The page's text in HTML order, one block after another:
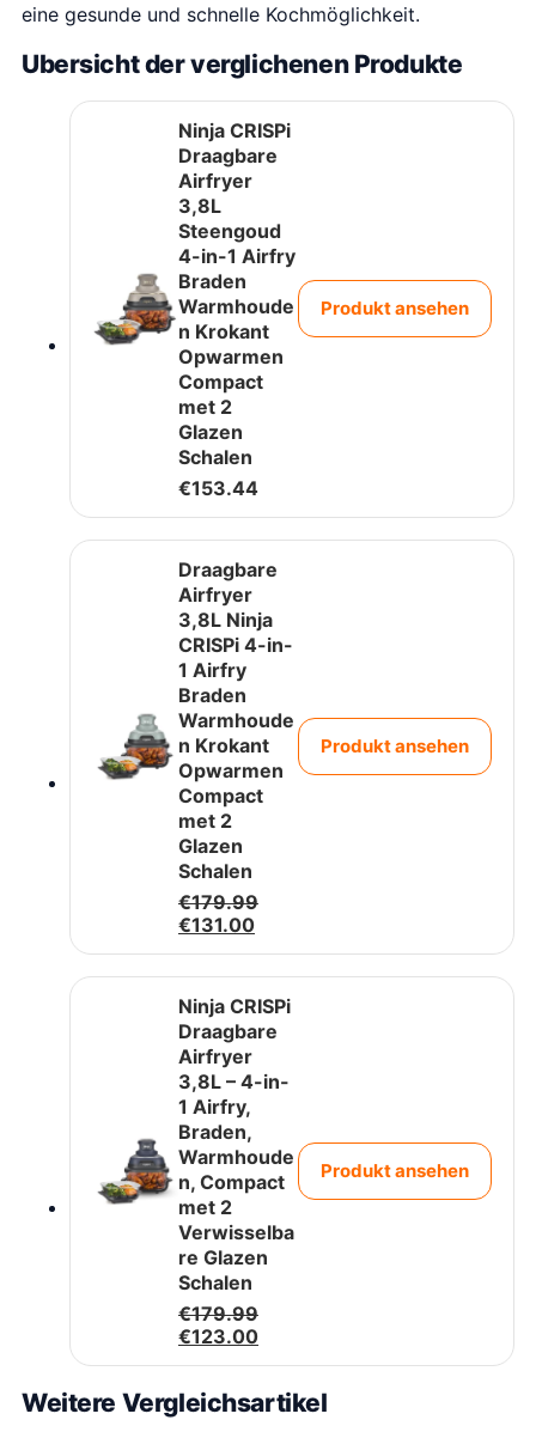
eine gesunde und schnelle Kochmöglichkeit.
Ubersicht der verglichenen Produkte
Ninja CRISPi
Draagbare
Airfryer
3,8L
Steengoud
4-in-1 Airfry
Braden
Warmhoude
n Krokant
Opwarmen
Compact
met 2
Glazen
Schalen
€153.44
Produkt ansehen
Draagbare
Airfryer
3,8L Ninja
CRISPi 4-in-
1 Airfry
Braden
Warmhoude
n Krokant
Opwarmen
Compact
met 2
Glazen
Schalen
€179.99O
r
o
k
i
j
k
p
r
j
s
s
€131.00H
i
g
p
j
s
i
:
€
3
1
0
Produkt ansehen
Ninja CRISPi
Draagbare
Airfryer
3,8L – 4-in-
1 Airfry,
Braden,
Warmhoude
n, Compact
met 2
Verwisselba
re Glazen
Schalen
€179.99O
o
p
€123.00H
d
Produkt ansehen
Weitere Vergleichsartikel